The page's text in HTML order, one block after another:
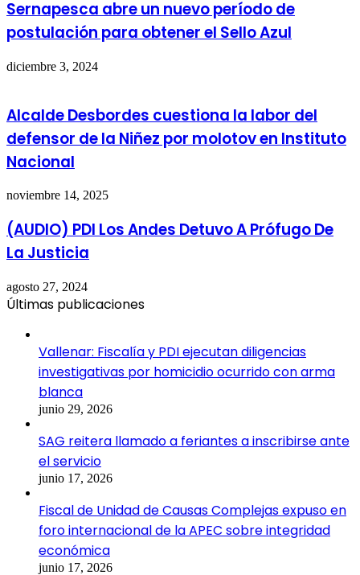
Sernapesca abre un nuevo período de
postulación para obtener el Sello Azul
diciembre 3, 2024
Alcalde Desbordes cuestiona la labor del
defensor de la Niñez por molotov en Instituto
Nacional
noviembre 14, 2025
(AUDIO) PDI Los Andes Detuvo A Prófugo De
La Justicia
agosto 27, 2024
Últimas publicaciones
Vallenar: Fiscalía y PDI ejecutan diligencias
investigativas por homicidio ocurrido con arma
blanca
junio 29, 2026
SAG reitera llamado a feriantes a inscribirse ante
el servicio
junio 17, 2026
Fiscal de Unidad de Causas Complejas expuso en
foro internacional de la APEC sobre integridad
económica
junio 17, 2026